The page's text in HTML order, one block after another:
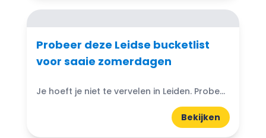
Probeer deze Leidse bucketlist
voor saaie zomerdagen
Je hoeft je niet te vervelen in Leiden. Probeer deze Leidse bucketlist voor saaie zomerdagen.
Bekijken